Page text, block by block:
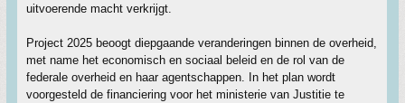
uitvoerende macht verkrijgt.
Project 2025 beoogt diepgaande veranderingen binnen de overheid,
met name het economisch en sociaal beleid en de rol van de
federale overheid en haar agentschappen. In het plan wordt
voorgesteld de financiering voor het ministerie van Justitie te